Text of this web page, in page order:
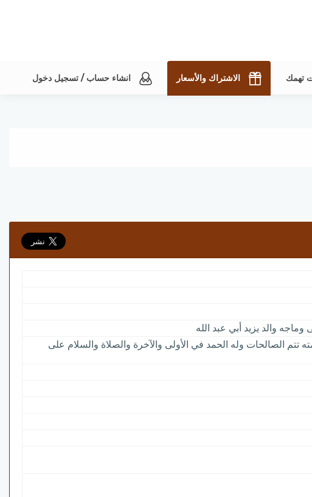
تهمك الاشتراك والأسعار انشاء حساب / تسجيل دخول
والد يزيد أبي عبد الله
تتم الصالحات وله الحمد في الأولى والآخرة والصلاة والسلام على